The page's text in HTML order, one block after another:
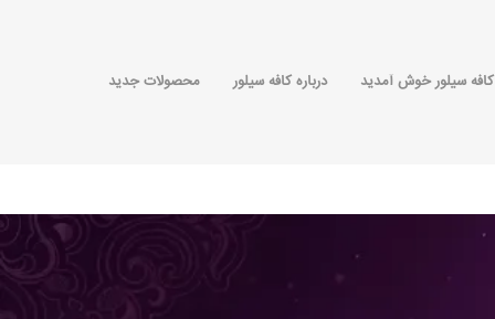
سیلور خوش آمدید درباره کافه سیلور محصولات جدید